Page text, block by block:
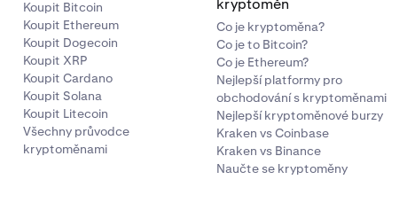
Koupit Bitcoin
Koupit Ethereum
Koupit Dogecoin
Koupit XRP
Koupit Cardano
Koupit Solana
Koupit Litecoin
Všechny průvodce
kryptoměnami
kryptoměn
Co je kryptoměna?
Co je to Bitcoin?
Co je Ethereum?
Nejlepší platformy pro
obchodování s kryptoměnami
Nejlepší kryptoměnové burzy
Kraken vs Coinbase
Kraken vs Binance
Naučte se kryptoměny